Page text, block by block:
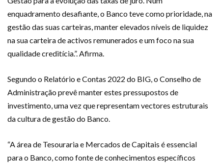
enquadramento desafiante, o Banco teve como prioridade, na
gestão das suas carteiras, manter elevados níveis de liquidez
na sua carteira de activos remunerados e um foco na sua
qualidade creditícia.”. Afirma.
Segundo o Relatório e Contas 2022 do BIG, o Conselho de
Administração prevê manter estes pressupostos de
investimento, uma vez que representam vectores estruturais
da cultura de gestão do Banco.
“A área de Tesouraria e Mercados de Capitais é essencial
para o Banco, como fonte de conhecimentos específicos